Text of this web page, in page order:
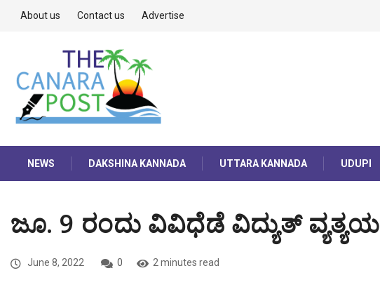
About us Contact us Advertise
NEWS DAKSHINA KANNADA UTTARA KANNADA UDUPI
ಜೂ. 9 ರಂದು ವಿವಿಧೆಡೆ ವಿದ್ಯುತ್ ವ್ಯತ್ಯಯ
June 8, 2022 0 2 minutes read